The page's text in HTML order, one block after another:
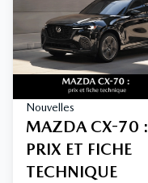
Nouvelles
MAZDA CX-70 :
PRIX ET FICHE
TECHNIQUE